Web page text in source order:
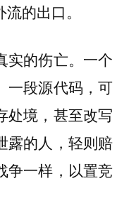
的出口。
实的伤亡。一个
一段源代码，可
处境，甚至改写
露的人，轻则赔
争一样，以置竞